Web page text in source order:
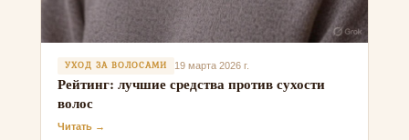
УХОД ЗА ВОЛОСАМИ 19 марта 2026 г.
Рейтинг: лучшие средства против сухости
волос
Читать →